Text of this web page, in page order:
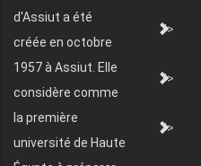
d'Assiut a été
créée en octobre
1957 à Assiut. Elle
considère comme
la première
université de Haute
">
">
">